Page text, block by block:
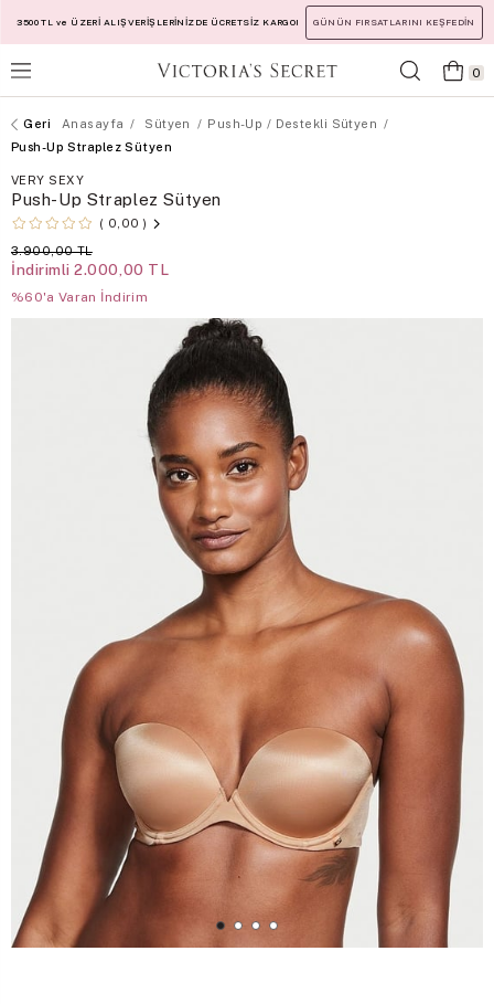
3500 TL ve ÜZERİ ALIŞVERİŞLERİNİZDE ÜCRETSİZ KARGO! GÜNÜN FIRSATLARINI KEŞFEDİN
0
Anasayfa Sütyen
Push-Up / Destekli Sütyen
Push-Up Straplez Sütyen
VERY SEXY
Push-Up Straplez Sütyen
0,00
3.900,00 TL
İndirimli 2.000,00 TL
%60'a Varan İndirim